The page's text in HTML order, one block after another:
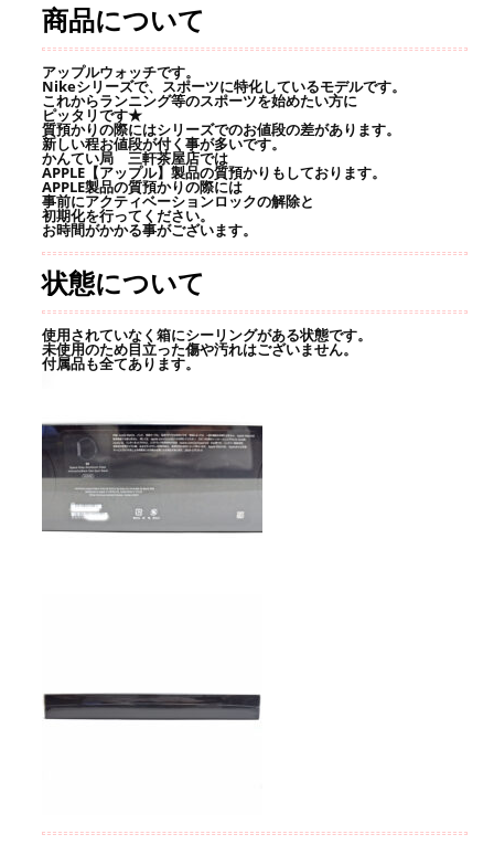
商品について
アップルウォッチです。
Nikeシリーズで、スポーツに特化しているモデルです。
これからランニング等のスポーツを始めたい方に
ピッタリです★
質預かりの際にはシリーズでのお値段の差があります。
新しい程お値段が付く事が多いです。
かんてい局 三軒茶屋店では
APPLE【アップル】製品の質預かりもしております。
APPLE製品の質預かりの際には
事前にアクティベーションロックの解除と
初期化を行ってください。
お時間がかかる事がございます。
状態について
使用されていなく箱にシーリングがある状態です。
未使用のため目立った傷や汚れはございません。
付属品も全てあります。